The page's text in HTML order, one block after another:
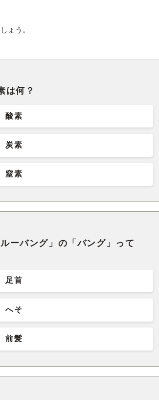
ょう。
は何？
酸素
炭素
窒素
ーバング」の「バング」って
足首
へそ
前髪